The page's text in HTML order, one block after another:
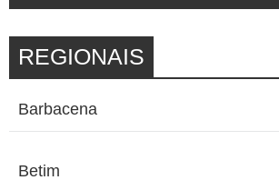
REGIONAIS
Barbacena
Betim